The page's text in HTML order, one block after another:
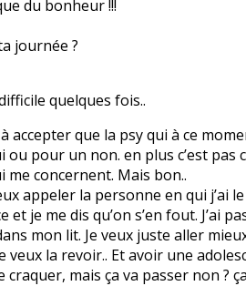
du bonheur !!!
journée ?
quelques fois..
accepter que la psy qui à ce
pour un non. en plus c’est
me concernent. Mais bon..
appeler la personne en qui j’ai
je me dis qu’on s’en fout. J’ai
mon lit. Je veux juste aller
veux la revoir.. Et avoir une
mais ça va passer non ?